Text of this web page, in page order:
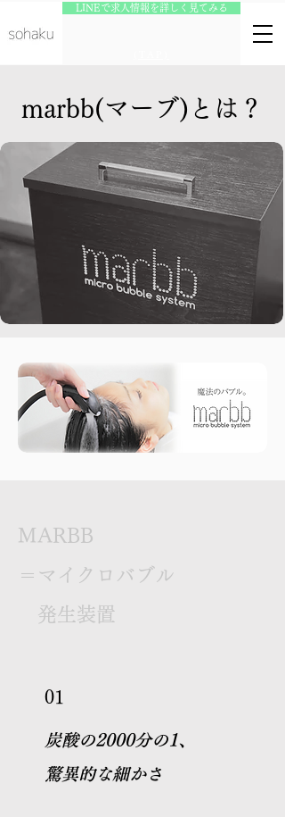
LINEで求人情報を詳しく見てみる
marbb(マーブ)とは？
MARBB
＝マイクロバブル
​ 発生装置
01
​炭酸の2000分の1、
​驚異的な細かさ